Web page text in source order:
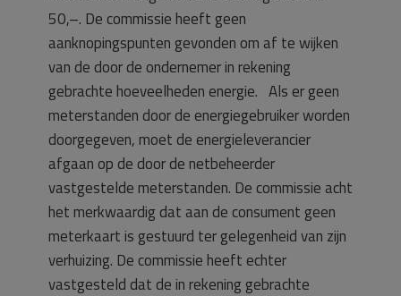
50,–. De commissie heeft geen
aanknopingspunten gevonden om af te wijken
van de door de ondernemer in rekening
gebrachte hoeveelheden energie. Als er geen
meterstanden door de energiegebruiker worden
doorgegeven, moet de energieleverancier
afgaan op de door de netbeheerder
vastgestelde meterstanden. De commissie acht
het merkwaardig dat aan de consument geen
meterkaart is gestuurd ter gelegenheid van zijn
verhuizing. De commissie heeft echter
vastgesteld dat de in rekening gebrachte